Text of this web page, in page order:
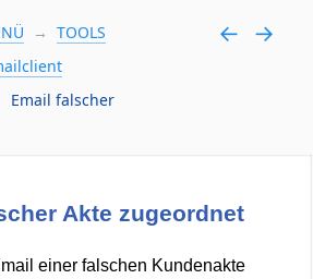
TOOLS
Email falscher
Akte zugeordnet
einer falschen Kundenakte